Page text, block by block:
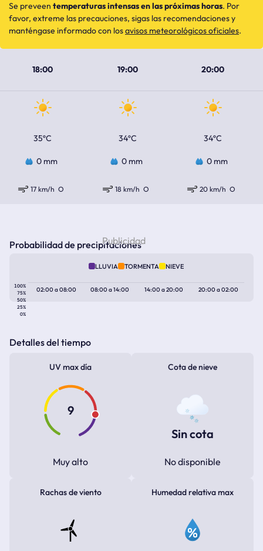
18:00 19:00 20:00
35ºC 34ºC 34ºC
0 mm 0 mm 0 mm
17 km/h O 18 km/h O 20 km/h O
Se preveen temperaturas intensas en las próximas horas. Por
favor, extreme las precauciones, sigas las recomendaciones y
manténgase informado con losavisos meteorológicos oficiales.
Probabilidad de precipitaciones
LLUVIA TORMENTA NIEVE
100%
75%
50%
25%
0%
02:00a08:00 08:00a14:00 14:00a20:00 20:00a02:00
Detalles del tiempo
UV max día
9
Muy alto
Cota de nieve
Sin cota
No disponible
Rachas de viento Humedad relativa max